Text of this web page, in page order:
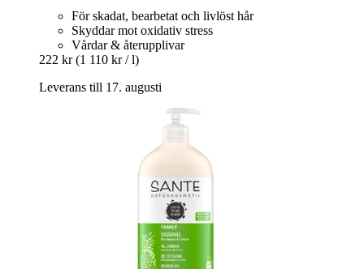
För skadat, bearbetat och livlöst hår
Skyddar mot oxidativ stress
Vårdar & återupplivar
222 kr (1 110 kr / l)
Leverans till 17. augusti